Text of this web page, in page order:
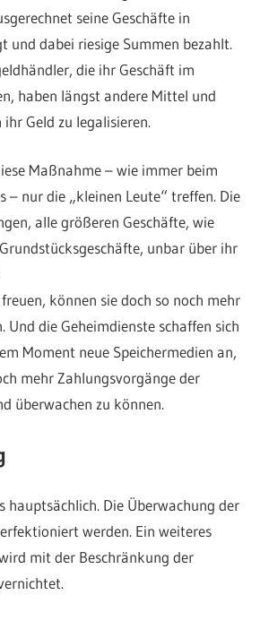
seine Geschäfte in
und dabei riesige Summen bezahlt.
die ihr Geschäft im
haben längst andere Mittel und
Geld zu legalisieren.
Maßnahme – wie immer beim
– nur die „kleinen Leute“ treffen. Die
alle größeren Geschäfte, wie
unbar über ihr
können sie doch so noch mehr
Und die Geheimdienste schaffen sich
Moment neue Speichermedien an,
mehr Zahlungsvorgänge der
überwachen zu können.
hauptsächlich. Die Überwachung der
werden. Ein weiteres
mit der Beschränkung der